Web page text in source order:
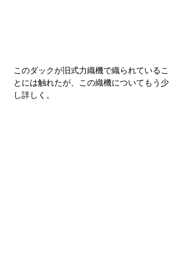
このダックが旧式力織機で織られているこ
とには触れたが、この織機についてもう少
し詳しく。